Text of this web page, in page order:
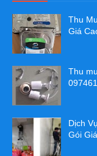
Thu
Giá
Thu
Dịch
Gói